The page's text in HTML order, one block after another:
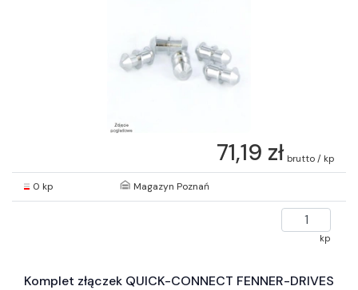
71,19 zł brutto / kp
0 kp Magazyn Poznań
kp
Komplet złączek QUICK-CONNECT FENNER-DRIVES